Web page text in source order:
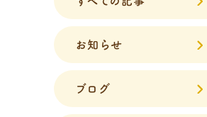
お知らせ
ブログ